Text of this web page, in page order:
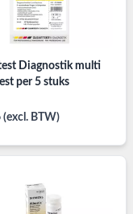
Diagnostik multi
per 5 stuks
(excl. BTW)